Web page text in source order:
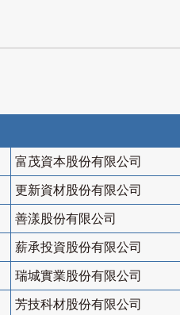
富茂資本股份有限公司
更新資材股份有限公司
善漾股份有限公司
薪承投資股份有限公司
瑞城實業股份有限公司
芳技科材股份有限公司